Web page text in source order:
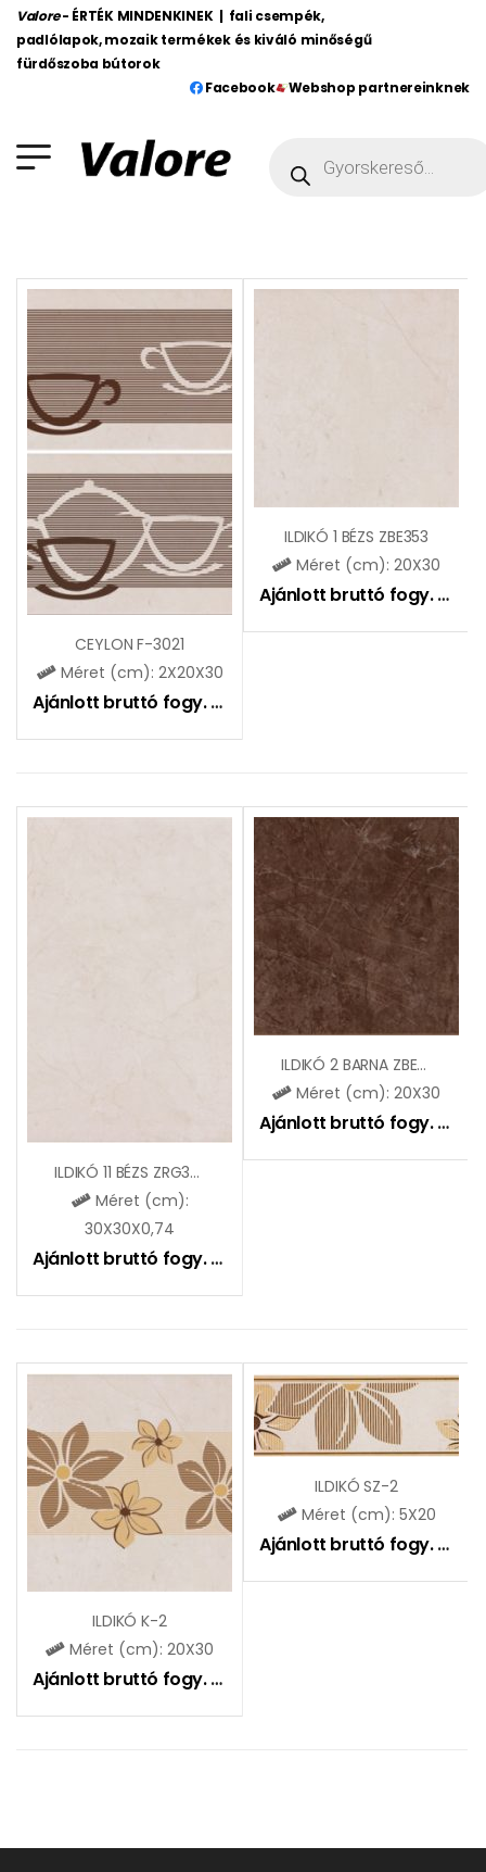
Valore - ÉRTÉK MINDENKINEK | fali csempék,
padlólapok, mozaik termékek és kiváló minőségű
fürdőszoba bútorok
Facebook
Webshop partnereinknek
CEYLON F-3021
Méret (cm): 2X20X30
Ajánlott bruttó fogy. ár:
ILDIKÓ 1 BÉZS ZBE353
Méret (cm): 20X30
Ajánlott bruttó fogy. ár:
ILDIKÓ 11 BÉZS ZRG32177
Méret (cm):
30X30X0,74
Ajánlott bruttó fogy. ár:
ILDIKÓ 2 BARNA ZBE354
Méret (cm): 20X30
Ajánlott bruttó fogy. ár:
ILDIKÓ K-2
Méret (cm): 20X30
Ajánlott bruttó fogy. ár:
ILDIKÓ SZ-2
Méret (cm): 5X20
Ajánlott bruttó fogy. ár: